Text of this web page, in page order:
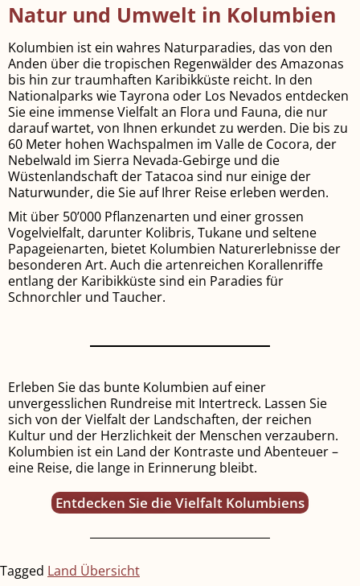
Natur und Umwelt in Kolumbien
Kolumbien ist ein wahres Naturparadies, das von den
Anden über die tropischen Regenwälder des Amazonas
bis hin zur traumhaften Karibikküste reicht. In den
Nationalparks wie Tayrona oder Los Nevados entdecken
Sie eine immense Vielfalt an Flora und Fauna, die nur
darauf wartet, von Ihnen erkundet zu werden. Die bis zu
60 Meter hohen Wachspalmen im Valle de Cocora, der
Nebelwald im Sierra Nevada-Gebirge und die
Wüstenlandschaft der Tatacoa sind nur einige der
Naturwunder, die Sie auf Ihrer Reise erleben werden.
Mit über 50’000 Pflanzenarten und einer grossen
Vogelvielfalt, darunter Kolibris, Tukane und seltene
Papageienarten, bietet Kolumbien Naturerlebnisse der
besonderen Art. Auch die artenreichen Korallenriffe
entlang der Karibikküste sind ein Paradies für
Schnorchler und Taucher.
Erleben Sie das bunte Kolumbien auf einer
unvergesslichen Rundreise mit Intertreck. Lassen Sie
sich von der Vielfalt der Landschaften, der reichen
Kultur und der Herzlichkeit der Menschen verzaubern.
Kolumbien ist ein Land der Kontraste und Abenteuer –
eine Reise, die lange in Erinnerung bleibt.
Entdecken Sie die Vielfalt Kolumbiens
Tagged Land Übersicht